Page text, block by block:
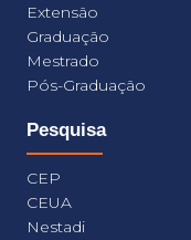
Extensão
Graduação
Mestrado
Pós-Graduação
Pesquisa
CEP
CEUA
Nestadi